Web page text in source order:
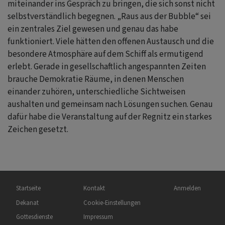
miteinander ins Gespräch zu bringen, die sich sonst nicht
selbstverständlich begegnen. „Raus aus der Bubble“ sei
ein zentrales Ziel gewesen und genau das habe
funktioniert. Viele hätten den offenen Austausch und die
besondere Atmosphäre auf dem Schiff als ermutigend
erlebt. Gerade in gesellschaftlich angespannten Zeiten
brauche Demokratie Räume, in denen Menschen
einander zuhören, unterschiedliche Sichtweisen
aushalten und gemeinsam nach Lösungen suchen. Genau
dafür habe die Veranstaltung auf der Regnitz ein starkes
Zeichen gesetzt.
Hauptnavigation
Startseite
Dekanat
Gottesdienste
Fußbereichsmenü
Kontakt
Cookie-Einstellungen
Impressum
Benutzermenü
Anmelden